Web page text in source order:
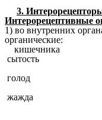
3.
Интерорецептивные
1) во внутренних
органические:
сытость
голод